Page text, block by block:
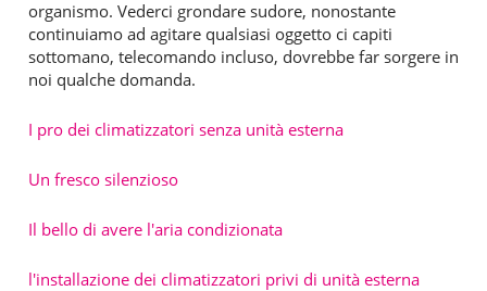
organismo. Vederci grondare sudore, nonostante
continuiamo ad agitare qualsiasi oggetto ci capiti
sottomano, telecomando incluso, dovrebbe far sorgere in
noi qualche domanda.
I pro dei climatizzatori senza unità esterna
Un fresco silenzioso
Il bello di avere l'aria condizionata
l'installazione dei climatizzatori privi di unità esterna